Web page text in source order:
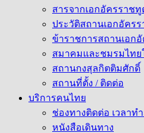
สารจากเอกอัครราชทู
ประวัติสถานเอกอัคร
ข้าราชการสถานเอก
สมาคมและชมรมไทย
สถานกงสุลกิตติมศักดิ์
สถานที่ตั้ง / ติดต่อ
บริการคนไทย
ช่องทางติดต่อ เวลาท
หนังสือเดินทาง